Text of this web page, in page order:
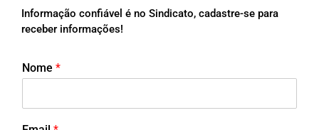
Informação confiável é no Sindicato, cadastre-se para
receber informações!
Nome *